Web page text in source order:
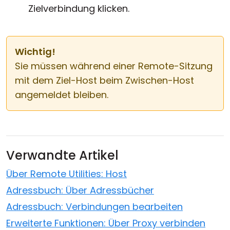
Zielverbindung klicken.
Wichtig!
Sie müssen während einer Remote-Sitzung
mit dem Ziel-Host beim Zwischen-Host
angemeldet bleiben.
Verwandte Artikel
Über Remote Utilities: Host
Adressbuch: Über Adressbücher
Adressbuch: Verbindungen bearbeiten
Erweiterte Funktionen: Über Proxy verbinden